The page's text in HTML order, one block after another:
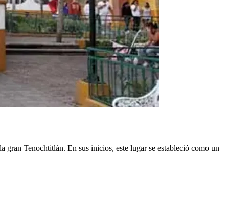
gran Tenochtitlán. En sus inicios, este lugar se estableció como un